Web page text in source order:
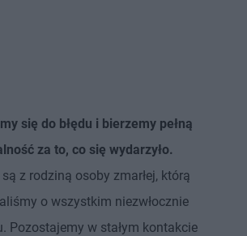
się do błędu i bierzemy pełną
za to, co się wydarzyło.
z rodziną osoby zmarłej, którą
o wszystkim niezwłocznie
Pozostajemy w stałym kontakcie